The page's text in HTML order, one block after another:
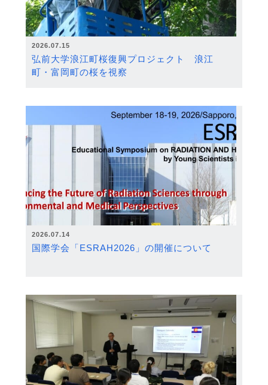
2026.07.15
弘前大学浪江町桜復興プロジェクト 浪江
町・富岡町の桜を視察
2026.07.14
国際学会「ESRAH2026」の開催について